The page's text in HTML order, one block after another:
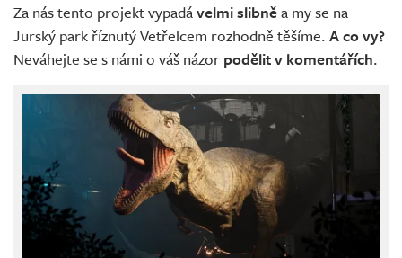
Za nás tento projekt vypadávelmi slibněa my se na
Jurský park říznutý Vetřelcem rozhodně těšíme. A co vy?
Neváhejte se s námi o váš názor podělit v komentářích.